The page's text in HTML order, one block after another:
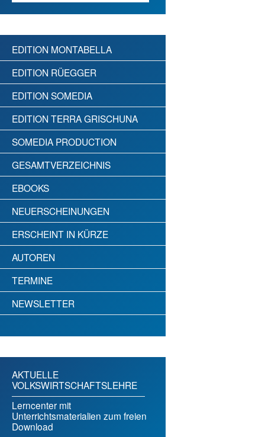
EDITION MONTABELLA
EDITION RÜEGGER
EDITION SOMEDIA
EDITION TERRA GRISCHUNA
SOMEDIA PRODUCTION
GESAMTVERZEICHNIS
EBOOKS
NEUERSCHEINUNGEN
ERSCHEINT IN KÜRZE
AUTOREN
TERMINE
NEWSLETTER
AKTUELLE
VOLKSWIRTSCHAFTSLEHRE
Lerncenter mit
Unterrichtsmaterialien zum freien
Download